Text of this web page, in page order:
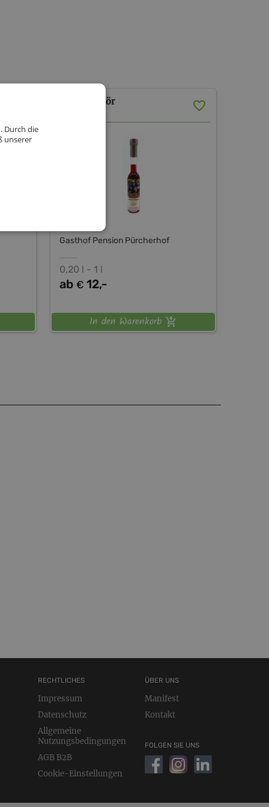
Traubenlikör
Gasthof Pension Pürcherhof
0,20 l - 1 l
ab € 12,-
In den Warenkorb
RECHTLICHES
Impressum
Datenschutz
Allgemeine
Nutzungsbedingungen
AGB B2B
Cookie-Einstellungen
ÜBER UNS
Manifest
Kontakt
FOLGEN SIE UNS
Durch die
unserer